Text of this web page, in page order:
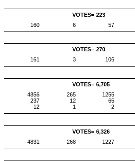
VOTES= 223
160
6 57
VOTES= 270
161
3 106
VOTES= 6,705
4856
265 1255
237
12 65
12
1 2
VOTES= 6,326
4831
268 1227